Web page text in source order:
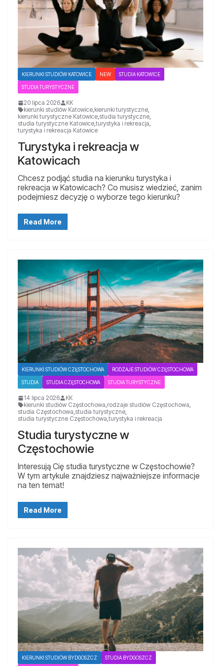
KIERUNKI STUDIÓW KATOWICE NEW STUDIA KATOWICE
STUDIA TURYSTYCZNE
20 lipca 2026
KK
kierunki studiów Katowice kierunki turystyczne
kierunki turystyczne Katowice studia turystyczne
studia turystyczne Katowice turystyka i rekreacja
turystyka i rekreacja Katowice
Turystyka i rekreacja w
Katowicach
Chcesz podjąć studia na kierunku turystyka i
rekreacja w Katowicach? Co musisz wiedzieć, zanim
podejmiesz decyzję o wyborze tego kierunku?
Read More
KIERUNKI STUDIÓW CZĘSTOCHOWA RODZAJE STUDIÓW CZĘSTOCHOWA
STUDIA STUDIA CZĘSTOCHOWA STUDIA TURYSTYCZNE
14 lipca 2026
KK
kierunki studiów Częstochowa rodzaje studiów Częstochowa
studia Częstochowa studia turystyczne
studia turystyczne Częstochowa turystyka i rekreacja
Studia turystyczne w
Częstochowie
Interesują Cię studia turystyczne w Częstochowie?
W tym artykule znajdziesz najważniejsze informacje
na ten temat!
Read More
KIERUNKI STUDIÓW BYDGOSZCZ STUDIA BYDGOSZCZ